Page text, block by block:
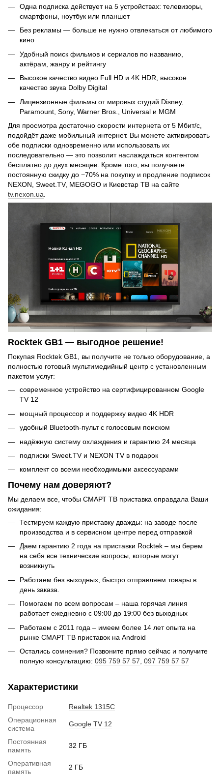
Одна подписка действует на 5 устройствах: телевизоры,
смартфоны, ноутбук или планшет
Без рекламы — больше не нужно отвлекаться от любимого
кино
Удобный поиск фильмов и сериалов по названию,
актёрам, жанру и рейтингу
Высокое качество видео Full HD и 4K HDR, высокое
качество звука Dolby Digital
Лицензионные фильмы от мировых студий Disney,
Paramount, Sony, Warner Bros., Universal и MGM
Для просмотра достаточно скорости интернета от 5 Мбит/с,
подойдёт даже мобильный интернет. Вы можете активировать
обе подписки одновременно или использовать их
последовательно — это позволит наслаждаться контентом
бесплатно до двух месяцев. Кроме того, вы получаете
постоянную скидку до −70% на покупку и продление подписок
NEXON, Sweet.TV, MEGOGO и Киевстар ТВ на сайте
tv.nexon.ua
Rocktek GB1 — выгодное решение!
Покупая Rocktek GB1, вы получите не только оборудование, а
полностью готовый мультимедийный центр с установленным
пакетом услуг:
современное устройство на сертифицированном Google
TV 12
мощный процессор и поддержку видео 4K HDR
удобный Bluetooth-пульт с голосовым поиском
надёжную систему охлаждения и гарантию 24 месяца
подписки Sweet.TV и NEXON TV в подарок
комплект со всеми необходимыми аксессуарами
Почему нам доверяют?
Мы делаем все, чтобы СМАРТ ТВ приставка оправдала Ваши
ожидания:
Тестируем каждую приставку дважды: на заводе после
производства и в сервисном центре перед отправкой
Даем гарантию 2 года на приставки Rocktek – мы берем
на себя все технические вопросы, которые могут
возникнуть
Работаем без выходных, быстро отправляем товары в
день заказа.
Помогаем по всем вопросам – наша горячая линия
работает ежедневно с 09:00 до 19:00 без выходных
Работаем с 2011 года – имеем более 14 лет опыта на
рынке СМАРТ ТВ приставок на Android
Остались сомнения? Позвоните прямо сейчас и получите
полную консультацию: 095 759 57 57 097 759 57 57
Характеристики
Процессор
Realtek 1315C
Операционная
система
Google TV 12
Постоянная
память
32 ГБ
Оперативная
память
2 ГБ